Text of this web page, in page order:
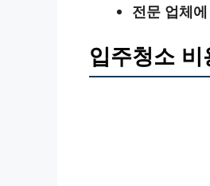
전문 업체
입주청소 비